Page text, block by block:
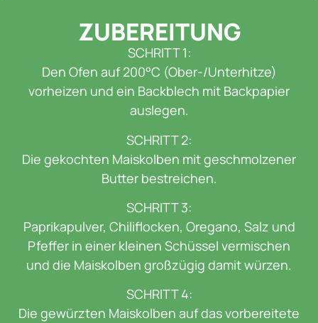
ZUBEREITUNG
SCHRITT 1:
Den Ofen auf 200°C (Ober-/Unterhitze)
vorheizen und ein Backblech mit Backpapier
auslegen.
SCHRITT 2:
Die gekochten Maiskolben mit geschmolzener
Butter bestreichen.
SCHRITT 3:
Paprikapulver, Chiliflocken, Oregano, Salz und
Pfeffer in einer kleinen Schüssel vermischen
und die Maiskolben großzügig damit würzen.
SCHRITT 4:
Die gewürzten Maiskolben auf das vorbereitete